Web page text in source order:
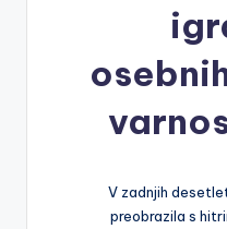
V zadnjih
preobrazila s